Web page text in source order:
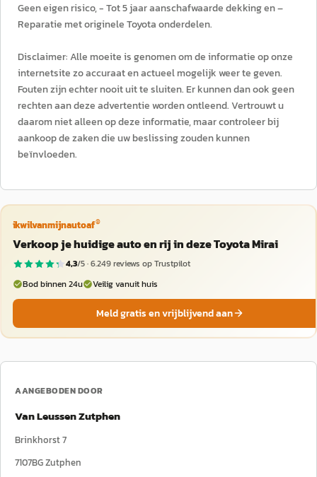
Geen eigen risico, - Tot 5 jaar aanschafwaarde dekking en –
Reparatie met originele Toyota onderdelen.
Disclaimer: Alle moeite is genomen om de informatie op onze
internetsite zo accuraat en actueel mogelijk weer te geven.
Fouten zijn echter nooit uit te sluiten. Er kunnen dan ook geen
rechten aan deze advertentie worden ontleend. Vertrouwt u
daarom niet alleen op deze informatie, maar controleer bij
aankoop de zaken die uw beslissing zouden kunnen
beïnvloeden.
ikwilvanmijnautoaf®
Verkoop je huidige auto en rij in deze Toyota Mirai
4,3/5 ·6.249reviews op Trustpilot
Bod binnen 24u
Veilig vanuit huis
Meld gratis en vrijblijvend aan
AANGEBODEN DOOR
Van Leussen Zutphen
Brinkhorst 7
7107BGZutphen